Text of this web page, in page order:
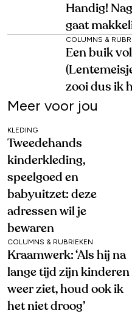
Handig!
gaat
COLUMNS &
Een buik
zooi dus ik
Meer voor jou
KLEDING
Tweedehands
kinderkleding,
speelgoed en
babyuitzet: deze
adressen wil je
bewaren
COLUMNS & RUBRIEKEN
Kraamwerk: ‘Als hij na
lange tijd zijn kinderen
weer ziet, houd ook ik
het niet droog’